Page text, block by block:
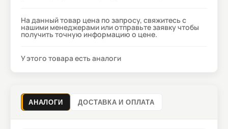
На данный товар цена по запросу, свяжитесь с
нашими менеджерами или отправьте заявку чтобы
получить точную информацию о цене.
У этого товара есть аналоги
АНАЛОГИ ДОСТАВКА И ОПЛАТА